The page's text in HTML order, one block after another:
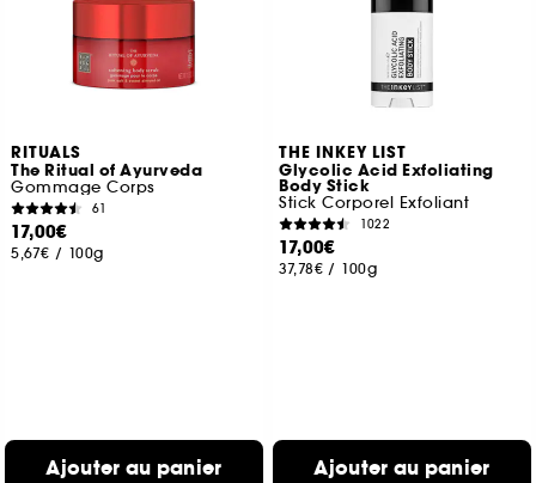
RITUALS
The Ritual of Ayurveda
Gommage Corps
61
17,00€
5,67€ / 100g
Ajouter au panier
THE INKEY LIST
Glycolic Acid Exfoliating
Body Stick
Stick Corporel Exfoliant
1022
17,00€
37,78€ / 100g
Ajouter au panier